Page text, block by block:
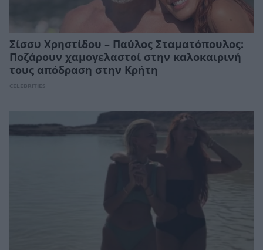
Σίσσυ Χρηστίδου – Παύλος Σταματόπουλος:
Ποζάρουν χαμογελαστοί στην καλοκαιρινή
τους απόδραση στην Κρήτη
CELEBRITIES